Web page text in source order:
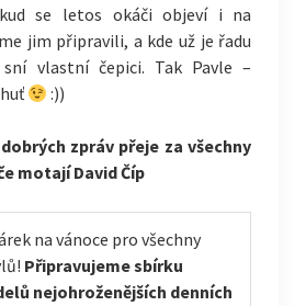
se letos okáči objeví i na
jim připravili, a kde už je řadu
vlastní čepici. Tak Pavle –
:))
zpráv přeje za všechny
motají David Číp
na vánoce pro všechny
Připravujeme sbírku
nejohroženějších denních